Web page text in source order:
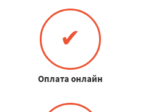
✔
Оплата онлайн